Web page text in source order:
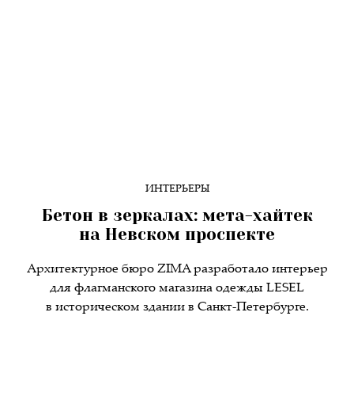
ИНТЕРЬЕРЫ
Бетон в зеркалах: мета-хайтек
на Невском проспекте
Архитектурное бюро ZIMA разработало интерьер
для флагманского магазина одежды LESEL
в историческом здании в Санкт-Петербурге.